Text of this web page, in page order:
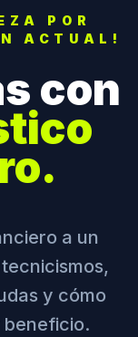
POR
ACTUAL!
con
a un
y cómo